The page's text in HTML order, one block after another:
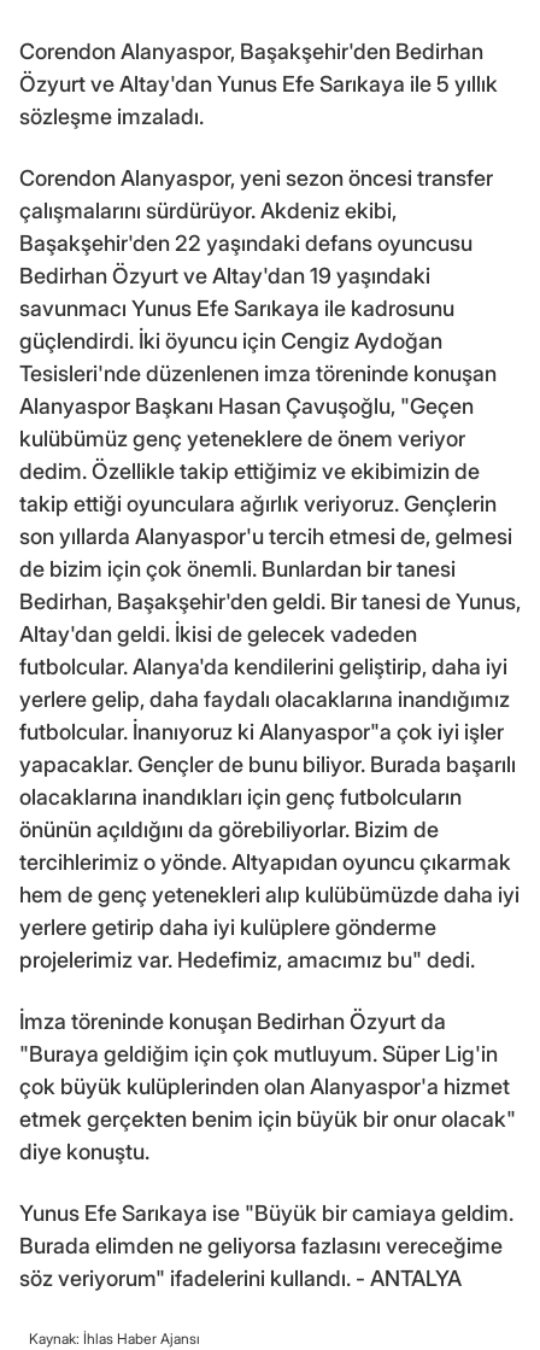
Corendon Alanyaspor, Başakşehir'den Bedirhan
Özyurt ve Altay'dan Yunus Efe Sarıkaya ile 5 yıllık
sözleşme imzaladı.
Corendon Alanyaspor, yeni sezon öncesi transfer
çalışmalarını sürdürüyor. Akdeniz ekibi,
Başakşehir'den 22 yaşındaki defans oyuncusu
Bedirhan Özyurt ve Altay'dan 19 yaşındaki
savunmacı Yunus Efe Sarıkaya ile kadrosunu
güçlendirdi. İki öyuncu için Cengiz Aydoğan
Tesisleri'nde düzenlenen imza töreninde konuşan
Alanyaspor Başkanı Hasan Çavuşoğlu, "Geçen
kulübümüz genç yeteneklere de önem veriyor
dedim. Özellikle takip ettiğimiz ve ekibimizin de
takip ettiği oyunculara ağırlık veriyoruz. Gençlerin
son yıllarda Alanyaspor'u tercih etmesi de, gelmesi
de bizim için çok önemli. Bunlardan bir tanesi
Bedirhan, Başakşehir'den geldi. Bir tanesi de Yunus,
Altay'dan geldi. İkisi de gelecek vadeden
futbolcular. Alanya'da kendilerini geliştirip, daha iyi
yerlere gelip, daha faydalı olacaklarına inandığımız
futbolcular. İnanıyoruz ki Alanyaspor"a çok iyi işler
yapacaklar. Gençler de bunu biliyor. Burada başarılı
olacaklarına inandıkları için genç futbolcuların
önünün açıldığını da görebiliyorlar. Bizim de
tercihlerimiz o yönde. Altyapıdan oyuncu çıkarmak
hem de genç yetenekleri alıp kulübümüzde daha iyi
yerlere getirip daha iyi kulüplere gönderme
projelerimiz var. Hedefimiz, amacımız bu" dedi.
İmza töreninde konuşan Bedirhan Özyurt da
"Buraya geldiğim için çok mutluyum. Süper Lig'in
çok büyük kulüplerinden olan Alanyaspor'a hizmet
etmek gerçekten benim için büyük bir onur olacak"
diye konuştu.
Yunus Efe Sarıkaya ise "Büyük bir camiaya geldim.
Burada elimden ne geliyorsa fazlasını vereceğime
söz veriyorum" ifadelerini kullandı. - ANTALYA
Kaynak: İhlas Haber Ajansı